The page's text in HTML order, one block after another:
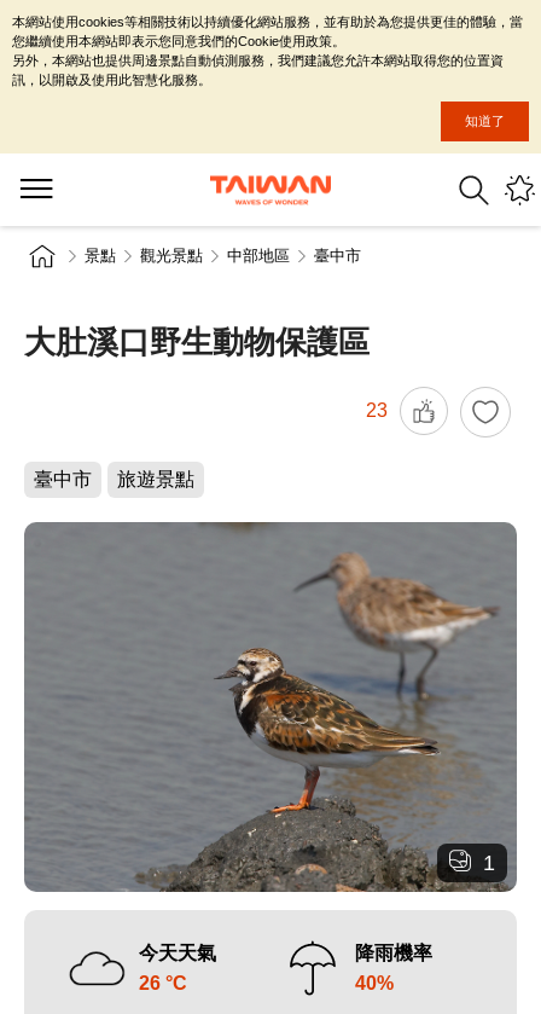
景點 觀光景點 中部地區 臺中市
大肚溪口野生動物保護區
23
臺中市 旅遊景點
1
今天天氣
26 °C
降雨機率
40%
本網站使用cookies等相關技術以持續優化網站服務，並有助於為您提供更佳的體驗，當
您繼續使用本網站即表示您同意我們的Cookie使用政策。
另外，本網站也提供周邊景點自動偵測服務，我們建議您允許本網站取得您的位置資
訊，以開啟及使用此智慧化服務。
知道了